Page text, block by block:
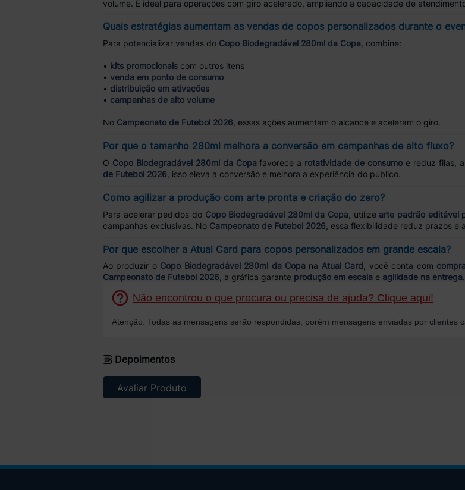
volume. É ideal para operações com giro acelerado, ampliando a capacidade de
Quais estratégias aumentam as vendas de copos personalizados durante o
Para potencializar vendas do Copo Biodegradável 280ml da Copa , combine:
• kits promocionais com outros itens
• venda em ponto de consumo
• distribuição em ativações
• campanhas de alto volume
No Campeonato de Futebol 2026 , essas ações aumentam o alcance e aceleram o giro.
Por que o tamanho 280ml melhora a conversão em campanhas de alto fluxo?
O Copo Biodegradável 280ml da Copa favorece a rotatividade de consumo e reduz filas,
de Futebol 2026 , isso eleva a conversão e melhora a experiência do público.
Como agilizar a produção com arte pronta e criação do zero?
Para acelerar pedidos do Copo Biodegradável 280ml da Copa , utilize arte padrão editável
campanhas exclusivas. No Campeonato de Futebol 2026 , essa flexibilidade reduz prazos
Por que escolher a Atual Card para copos personalizados em grande escala?
Ao produzir o Copo Biodegradável 280ml da Copa na Atual Card, você conta com
Campeonato de Futebol 2026, a gráfica garante produção em escala e agilidade na entrega.
Não encontrou o que procura ou precisa de ajuda? Clique aqui!
Atenção: Todas as mensagens serão respondidas, porém mensagens enviadas por clientes
Depoimentos
Avaliar Produto